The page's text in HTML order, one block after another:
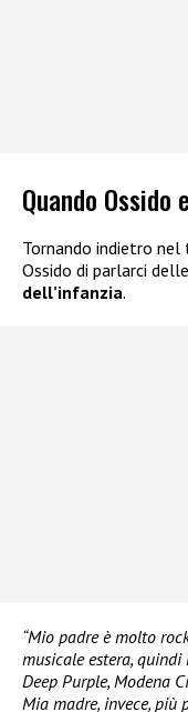
Quando
Tornando indietro nel
Ossido di parlarci
dell’infanzia.
“Mio padre è molto
musicale estera,
Deep Purple, Modena
Mia madre, invece, più